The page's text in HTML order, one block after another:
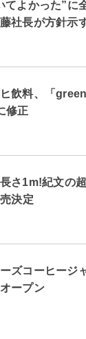
てよかった”
社長が方針示
ヒ飲料、「
修正
さ1m!紀文の
決定
ーズコーヒージ
ープン